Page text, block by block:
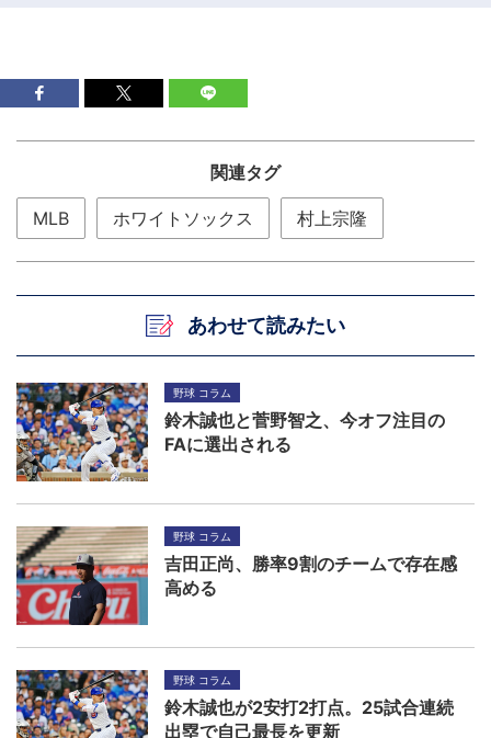
関連タグ
MLB ホワイトソックス 村上宗隆
あわせて読みたい
野球 コラム
鈴木誠也と菅野智之、今オフ注目の
FAに選出される
野球 コラム
吉田正尚、勝率9割のチームで存在感
高める
野球 コラム
鈴木誠也が2安打2打点。25試合連続
出塁で自己最長を更新